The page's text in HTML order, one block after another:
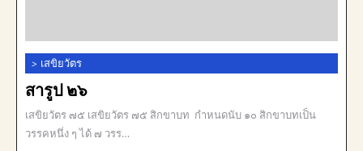
> เสขิยวัตร
สารูป ๒๖
เสขิยวัตร ๗๕ เสขิยวัตร ๗๕ สิกขาบท กำหนดนับ ๑๐ สิกขาบทเป็น
วรรคหนึ่ง ๆ ได้ ๗ วรร…